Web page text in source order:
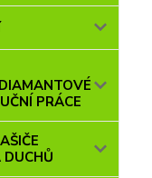
PRÁCE
DUCHŮ